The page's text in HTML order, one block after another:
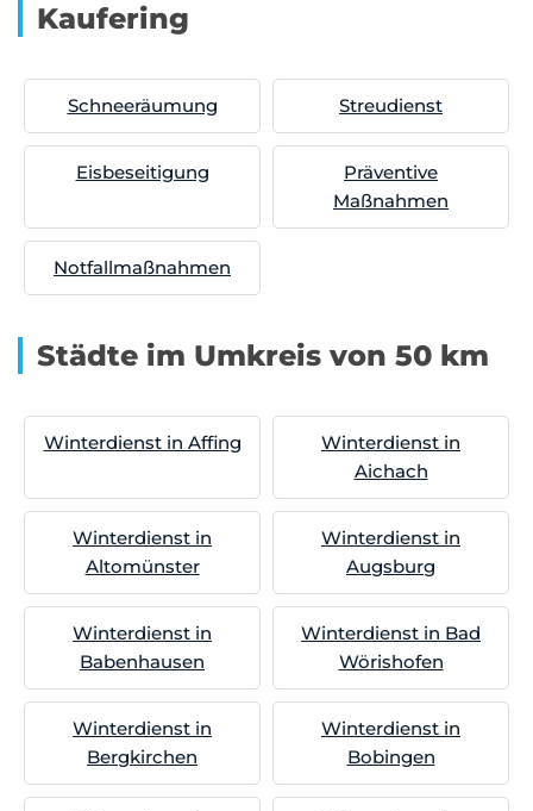
Kaufering
Schneeräumung Streudienst
Eisbeseitigung
Präventive
Maßnahmen
Notfallmaßnahmen
Städte im Umkreis von 50 km
Winterdienst in Affing
Winterdienst in
Aichach
Winterdienst in
Altomünster
Winterdienst in
Augsburg
Winterdienst in
Babenhausen
Winterdienst in Bad
Wörishofen
Winterdienst in
Bergkirchen
Winterdienst in
Bobingen